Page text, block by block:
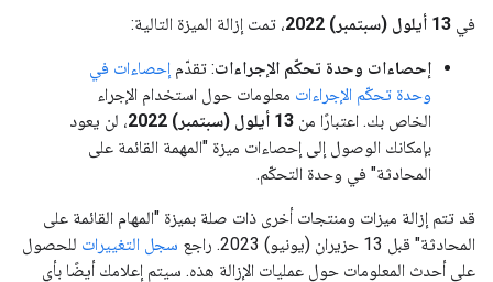
في 13 أيلول (سبتمبر) 2022 ، تمت إزالة الميزة التالية:
إحصاءات وحدة تحكّم الإجراءات: تقدّم إحصاءات في
وحدة تحكّم الإجراءات معلومات حول استخدام الإجراء
الخاص بك. اعتبارًا من 13 أيلول (سبتمبر) 2022
، لن يعود
بإمكانك الوصول إلى إحصاءات ميزة "المهمة القائمة على
المحادثة" في وحدة التحكّم.
قد تتم إزالة ميزات ومنتجات أخرى ذات صلة بميزة "المهام القائمة على
المحادثة" قبل 13 حزيران (يونيو) 2023. راجع
سجل التغييرات للحصول
على أحدث المعلومات حول عمليات الإزالة هذه. سيتم إعلامك أيضًا بأي